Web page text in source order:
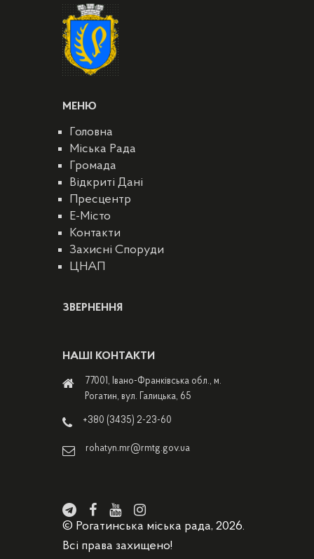
МЕНЮ
Головна
Міська Рада
Громада
Відкриті Дані
Пресцентр
E-Місто
Контакти
Захисні Споруди
ЦНАП
ЗВЕРНЕННЯ
НАШІ КОНТАКТИ
77001, Івано-Франківська обл., м.
Рогатин, вул. Галицька, 65
+380 (3435) 2-23-60
rohatyn.mr@rmtg.gov.ua
© Рогатинська міська рада, 2026.
Всі права захищено!